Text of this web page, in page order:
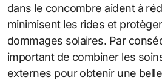
dans le concombre aident à
minimisent les rides et
dommages solaires. Par
important de combiner les
externes pour obtenir une